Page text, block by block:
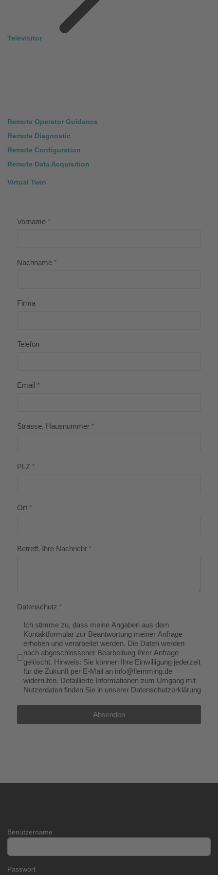
Televisitor
Remote Operator Guidance
Remote Diagnostic
Remote Configuration
Remote Data Acquisition
Virtual Twin
Vorname *
Nachname *
Firma
Telefon
Email *
Strasse, Hausnummer *
PLZ *
Ort *
Betreff, Ihre Nachricht *
Datenschutz *
Ich stimme zu, dass meine Angaben aus dem
Kontaktformular zur Beantwortung meiner Anfrage
erhoben und verarbeitet werden. Die Daten werden
nach abgeschlossener Bearbeitung Ihrer Anfrage
gelöscht. Hinweis: Sie können Ihre Einwilligung jederzeit
für die Zukunft per E-Mail an info@flemming.de
widerrufen. Detaillierte Informationen zum Umgang mit
Nutzerdaten finden Sie in unserer Datenschutzerklärung
Absenden
Benutzername
Passwort